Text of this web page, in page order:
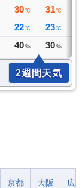
30 ℃
22 ℃
40 %
31 ℃
23 ℃
30 %
2週間天気
京都 大阪 広